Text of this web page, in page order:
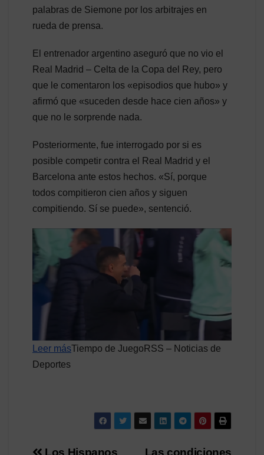
palabras de Siemone por los arbitrajes en
rueda de prensa.
El entrenador argentino aseguró que no vio el
Real Madrid – Celta de la Copa del Rey, pero
que le comentaron los «episodios que hubo» y
afirmó que «suceden desde hace cien años» y
que no le sorprende nada.
Posteriormente, fue interrogado por si es
posible competir contra el Real Madrid y el
Barcelona ante estos hechos. «Sí, porque
todos compitieron cien años y siguen
compitiendo. Sí se puede», sentenció.
Leer másTiempo de JuegoRSS – Noticias de
Deportes
Las condiciones
Los Hispanos